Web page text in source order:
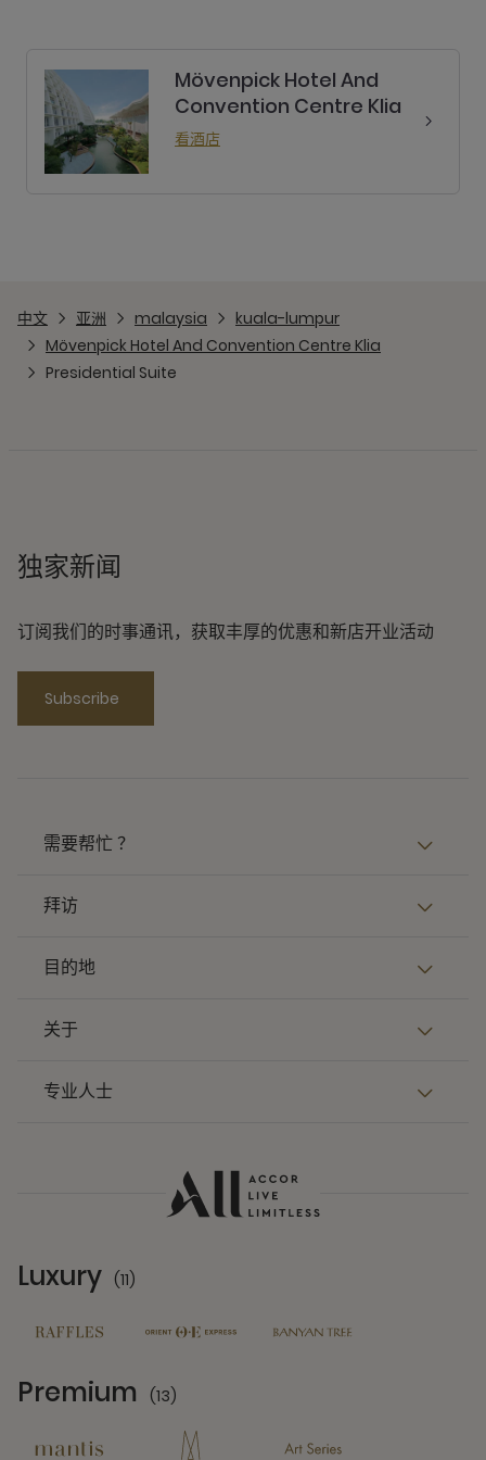
Mövenpick Hotel And
Convention Centre Klia
看酒店
中文 亚洲 malaysia
kuala-lumpur
Mövenpick Hotel And Convention Centre Klia
Presidential Suite
独家新闻
订阅我们的时事通讯，获取丰厚的优惠和新店开业活动
Subscribe
需要帮忙 ？
拜访
目的地
关于
专业人士
Luxury (11)
Premium (13)